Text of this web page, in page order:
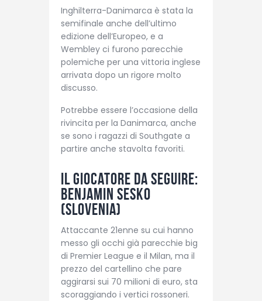
Inghilterra-Danimarca è stata la
semifinale anche dell’ultimo
edizione dell’Europeo, e a
Wembley ci furono parecchie
polemiche per una vittoria inglese
arrivata dopo un rigore molto
discusso.
Potrebbe essere l’occasione della
rivincita per la Danimarca, anche
se sono i ragazzi di Southgate a
partire anche stavolta favoriti.
Il giocatore da seguire:
Benjamin Sesko
(Slovenia)
Attaccante 21enne su cui hanno
messo gli occhi già parecchie big
di Premier League e il Milan, ma il
prezzo del cartellino che pare
aggirarsi sui 70 milioni di euro, sta
scoraggiando i vertici rossoneri.